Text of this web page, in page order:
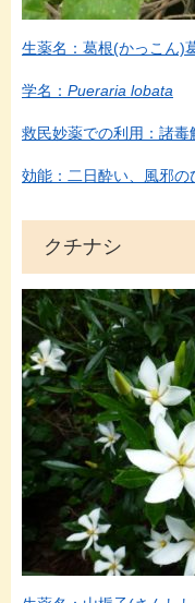
生薬名：葛根(かっこん)
学名： Pueraria lobata
救民妙薬での利用：諸
効能：二日酔い、風邪の
クチナシ